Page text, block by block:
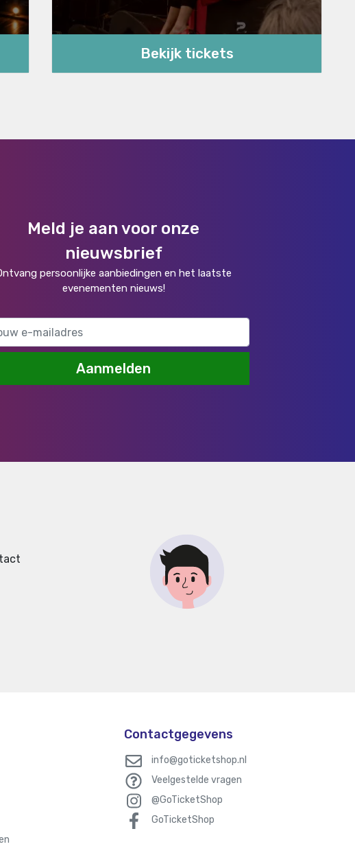
Bekijk tickets
Meld je aan voor onze
nieuwsbrief
persoonlijke aanbiedingen en het laatste
evenementen nieuws!
Aanmelden
Contactgegevens
info@goticketshop.nl
Veelgestelde vragen
@GoTicketShop
GoTicketShop